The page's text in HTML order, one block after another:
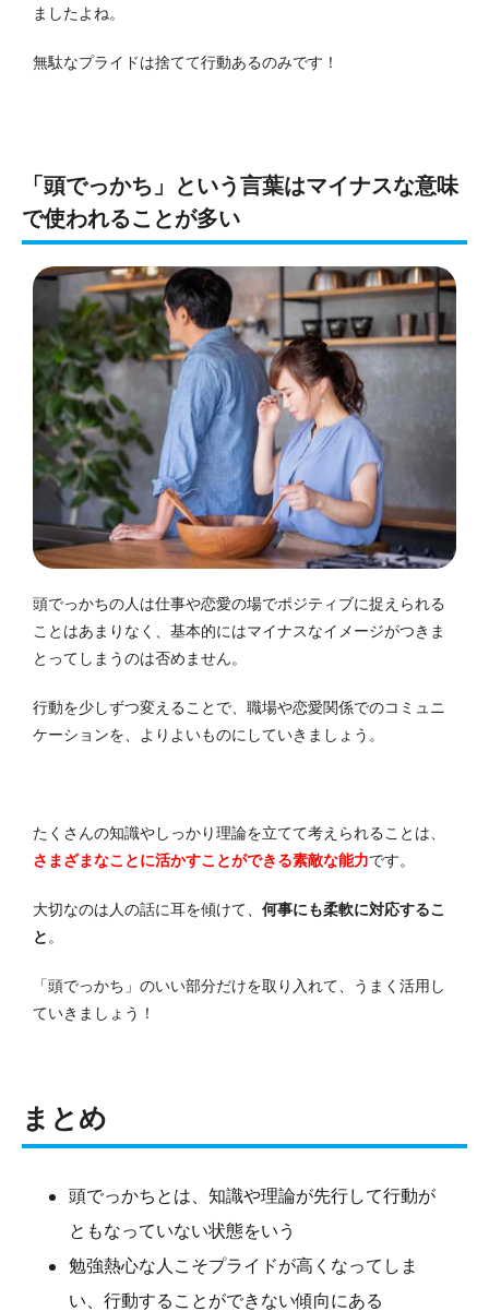
ましたよね。
無駄なプライドは捨てて行動あるのみです！
「頭でっかち」という言葉はマイナスな意味
で使われることが多い
頭でっかちの人は仕事や恋愛の場でポジティブに捉えられる
ことはあまりなく、基本的にはマイナスなイメージがつきま
とってしまうのは否めません。
行動を少しずつ変えることで、職場や恋愛関係でのコミュニ
ケーションを、よりよいものにしていきましょう。
たくさんの知識やしっかり理論を立てて考えられることは、
さまざまなことに活かすことができる素敵な能力です。
大切なのは人の話に耳を傾けて、 何事にも柔軟に対応するこ
と 。
「頭でっかち」のいい部分だけを取り入れて、うまく活用し
ていきましょう！
まとめ
頭でっかちとは、知識や理論が先行して行動が
ともなっていない状態をいう
勉強熱心な人こそプライドが高くなってしま
い、行動することができない傾向にある